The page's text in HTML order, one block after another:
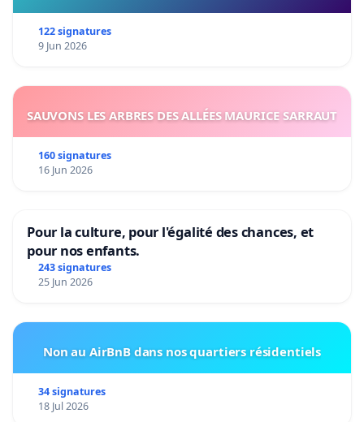
122 signatures
9 Jun 2026
SAUVONS LES ARBRES DES ALLÉES MAURICE SARRAUT
160 signatures
16 Jun 2026
Pour la culture, pour l'égalité des chances, et
pour nos enfants.
243 signatures
25 Jun 2026
Non au AirBnB dans nos quartiers résidentiels
34 signatures
18 Jul 2026